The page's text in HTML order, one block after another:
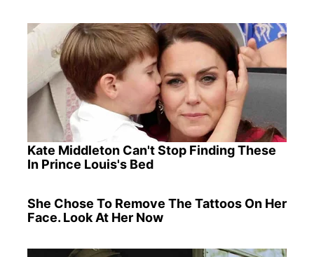
Kate Middleton Can't Stop Finding These
In Prince Louis's Bed
She Chose To Remove The Tattoos On Her
Face. Look At Her Now